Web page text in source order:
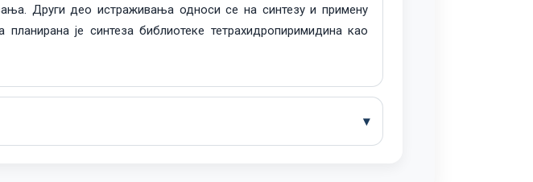
Други део истраживања односи се на синтезу и примену
је синтеза библиотеке тетрахидропиримидина као